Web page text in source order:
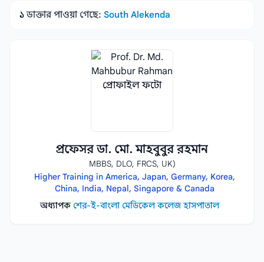
১ডাক্তার পাওয়া গেছে: South Alekenda
প্রফেসর ডা. মো. মাহবুবুর রহমান
MBBS, DLO, FRCS, UK)
Higher Training in America, Japan, Germany, Korea,
China, India, Nepal, Singapore & Canada
অধ্যাপক শের-ই-বাংলা মেডিকেল কলেজ হাসপাতাল